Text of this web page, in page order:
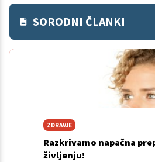
SORODNI ČLANKI
ZDRAVJE
Razkrivamo napačna
življenju!